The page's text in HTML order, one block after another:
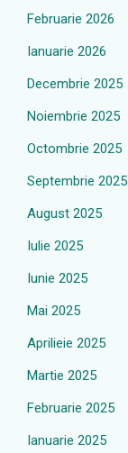
Februarie 2026
Ianuarie 2026
Decembrie 2025
Noiembrie 2025
Octombrie 2025
Septembrie 2025
August 2025
Iulie 2025
Iunie 2025
Mai 2025
Aprilieie 2025
Martie 2025
Februarie 2025
Ianuarie 2025